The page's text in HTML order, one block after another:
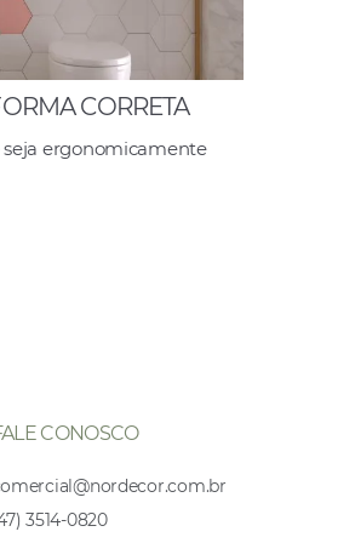
CORRETA
seja ergonomicamente
CONOSCO
3514-0820